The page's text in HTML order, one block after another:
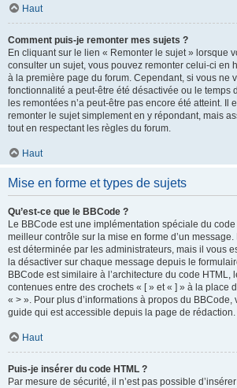
Haut
Comment puis-je remonter mes sujets ?
En cliquant sur le lien « Remonter le sujet » lorsque
consulter un sujet, vous pouvez remonter celui-ci en
à la première page du forum. Cependant, si vous ne
fonctionnalité a peut-être été désactivée ou le temps
les remontées n’a peut-être pas encore été atteint. Il
remonter le sujet simplement en y répondant, mais
tout en respectant les règles du forum.
Haut
Mise en forme et types de sujets
Qu’est-ce que le BBCode ?
Le BBCode est une implémentation spéciale du
meilleur contrôle sur la mise en forme d’un message.
est déterminée par les administrateurs, mais il vous
la désactiver sur chaque message depuis le
BBCode est similaire à l’architecture du code HTML,
contenues entre des crochets « [ » et « ] » à la place
« > ». Pour plus d’informations à propos du BBCode,
guide qui est accessible depuis la page de rédaction.
Haut
Puis-je insérer du code HTML ?
Par mesure de sécurité, il n’est pas possible